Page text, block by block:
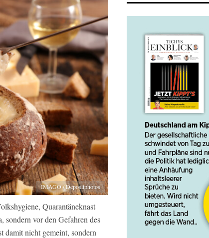
IMAGO / Depositphotos
Quarantäneknast
sondern vor den Gefahren des
damit nicht gemeint, sondern